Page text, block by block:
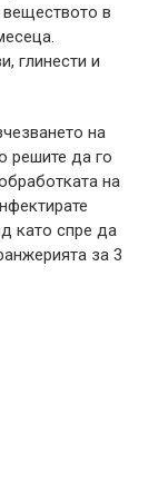
в
глинести и
на
решите да го
на
като спре да
за 3